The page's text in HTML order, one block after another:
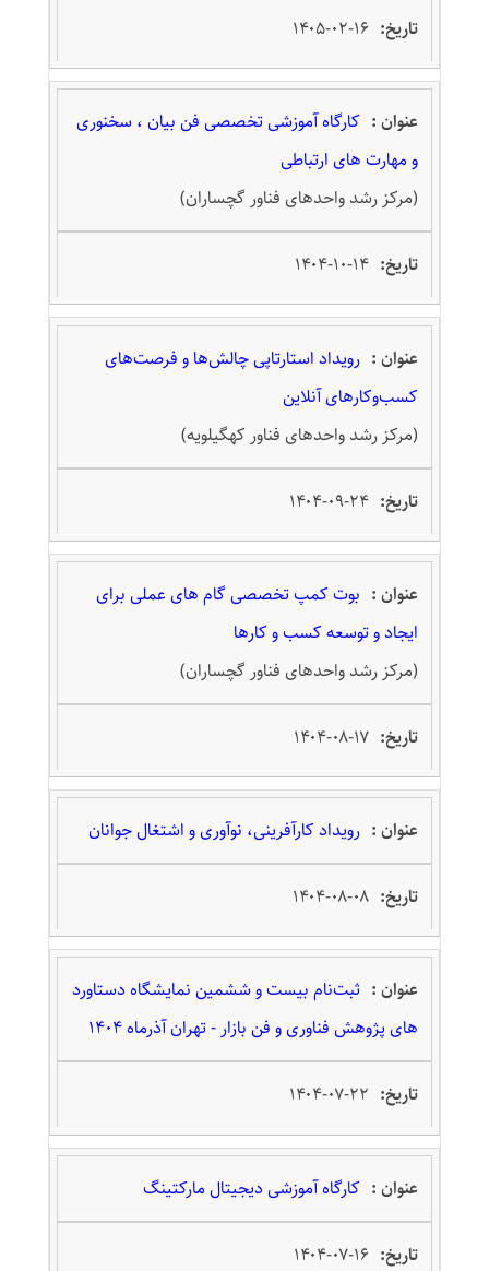
۱۴۰۵-۰۲-۱۶
کارگاه آموزشی تخصصی فن بیان ، سخنوری
و مهارت های ارتباطی
(مرکز رشد واحدهای فناور گچساران)
۱۴۰۴-۱۰-۱۴
رویداد استارتاپی چالش‌ها و فرصت‌های
کسب‌و‌کارهای آنلاین
(مرکز رشد واحدهای فناور کهگیلویه)
۱۴۰۴-۰۹-۲۴
بوت کمپ تخصصی گام های عملی برای
ایجاد و توسعه کسب و کارها
(مرکز رشد واحدهای فناور گچساران)
۱۴۰۴-۰۸-۱۷
رویداد کارآفرینی، نوآوری و اشتغال جوانان
۱۴۰۴-۰۸-۰۸
ثبت‌نام بیست و ششمین نمایشگاه دستاورد
های پژوهش فناوری و فن بازار - تهران آذرماه 1404
۱۴۰۴-۰۷-۲۲
کارگاه آموزشی دیجیتال مارکتینگ
۱۴۰۴-۰۷-۱۶